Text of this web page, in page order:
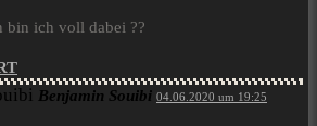
bin ich voll dabei ??
Benjamin Souibi 04.06.2020 um 19:25